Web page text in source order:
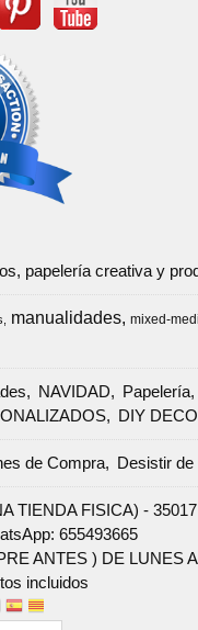
papelería creativa y
manualidades mixed-
NAVIDAD Papelería
DIY
de Compra Desistir de
FISICA) -
655493665
ANTES ) DE LUNES
incluidos